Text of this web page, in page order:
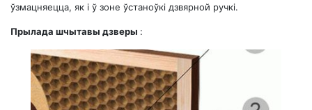
ўзмацняецца, як і ў зоне ўстаноўкі дзвярной ручкі.
Прылада шчытавы дзверы :